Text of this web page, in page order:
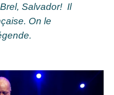
Salvador! Il
On le